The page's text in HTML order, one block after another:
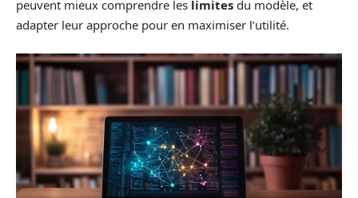
peuvent mieux comprendre les limites du modèle, et
adapter leur approche pour en maximiser l’utilité.